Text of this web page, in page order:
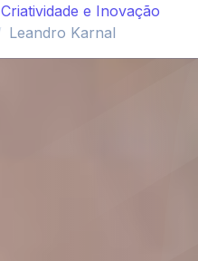
Criatividade e Inovação
Leandro Karnal